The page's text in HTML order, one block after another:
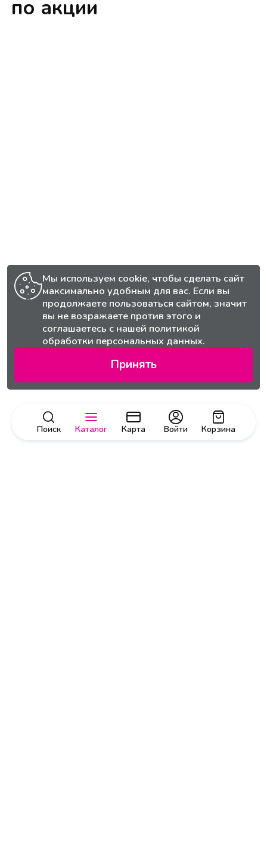
Поиск Каталог Карта Корзина
Войти
по акции
Мы используем cookie, чтобы сделать сайт
максимально удобным для вас. Если вы
продолжаете пользоваться сайтом, значит
вы не возражаете против этого и
соглашаетесь с нашей политикой
обработки персональных данных.
Принять